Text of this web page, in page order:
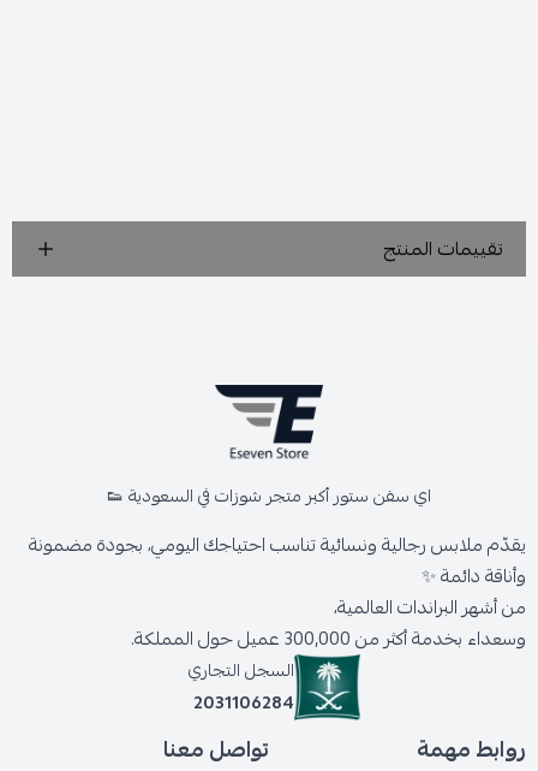
تقييمات المنتج
اي سفن ستور أكبر متجر شوزات في السعودية 👟
يقدّم ملابس رجالية ونسائية تناسب احتياجك اليومي، بجودة مضمونة
وأناقة دائمة ✨
من أشهر البراندات العالمية،
وسعداء بخدمة أكثر من 300,000 عميل حول المملكة.
السجل التجاري
2031106284
روابط مهمة تواصل معنا